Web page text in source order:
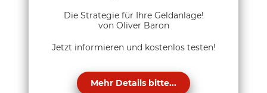
Die Strategie für Ihre Geldanlage!
von Oliver Baron
Jetzt informieren und kostenlos testen!
Mehr Details bitte...